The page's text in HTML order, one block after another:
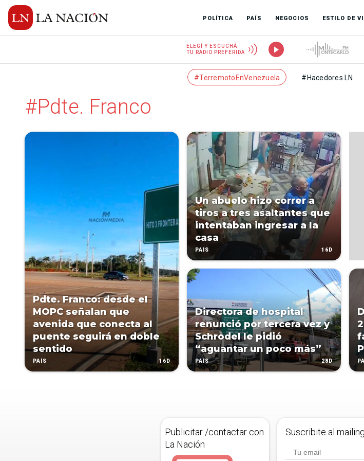
POLÍTICA PAÍS NEGOCIOS ESTILO DE
ELEGÍ Y ESCUCHÁ
TU RADIO PREFERIDA
#TerremotoEnVenezuela #Hacedores LN
#Pdte. Franco
Pdte. Franco: desde el
MOPC señalan que
avenida que conecta al
puente seguirá en doble
sentido
PAÍS 16D
Un abuelo hizo correr a
tiros a tres asaltantes que
intentaban ingresar a la
casa
PAÍS 16D
Directora de hospital
renunció por tercera vez y
Schrodel le pidió
“aguantar un poco más”
PAÍS 28D
Publicitar /contactar con
La Nación
Suscribite al mailing.